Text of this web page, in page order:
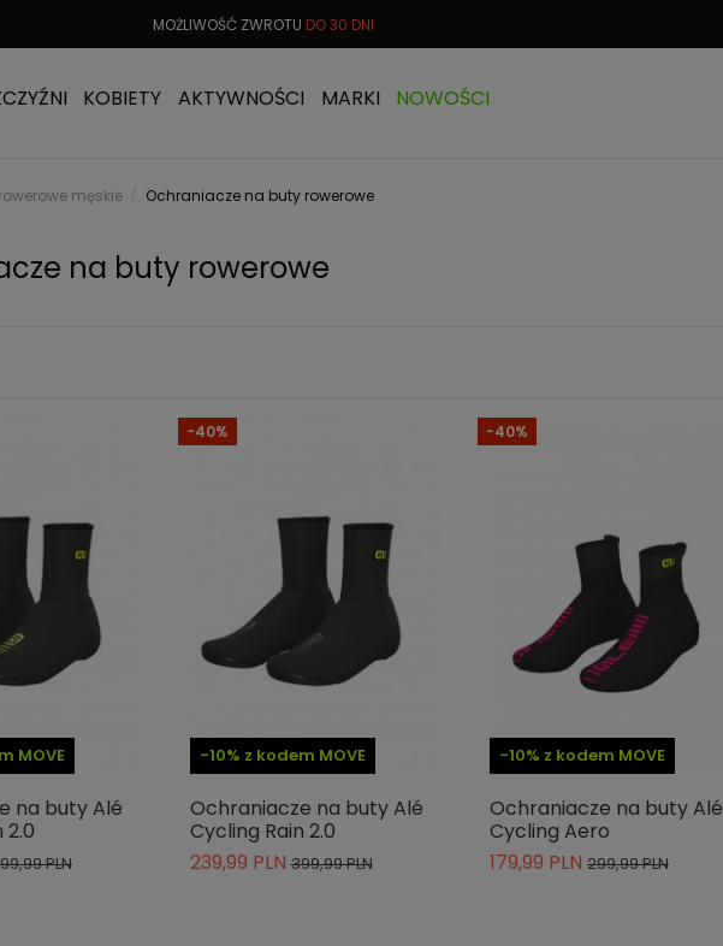
MOŻLIWOŚĆ ZWROTU DO 30 DNI
KOBIETY AKTYWNOŚCI MARKI
NOWOŚCI
męskie Ochraniacze na buty rowerowe
na buty rowerowe
MOVE
na buty Alé
2.0
PLN
-10% z kodem MOVE
-40%
Ochraniacze na buty Alé
Cycling Rain 2.0
239,99 PLN 399,99 PLN
-10% z kodem MOVE
-40%
Ochraniacze na buty Alé
Cycling Aero
179,99 PLN 299,99 PLN